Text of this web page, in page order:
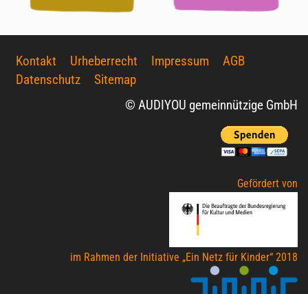
Kontakt Urheberrecht Impressum
AGB
Datenschutz
Sitemap
© AUDIYOU gemeinnützige GmbH
Gefördert von
im Rahmen der Initiative „Ein Netz für Kinder“ 2018